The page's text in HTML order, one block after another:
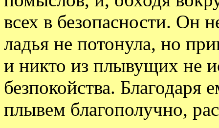
всех в безопасности. Он
ладья не потонула, но
и никто из плывущих не
безпокойства.
плывем благополучно,